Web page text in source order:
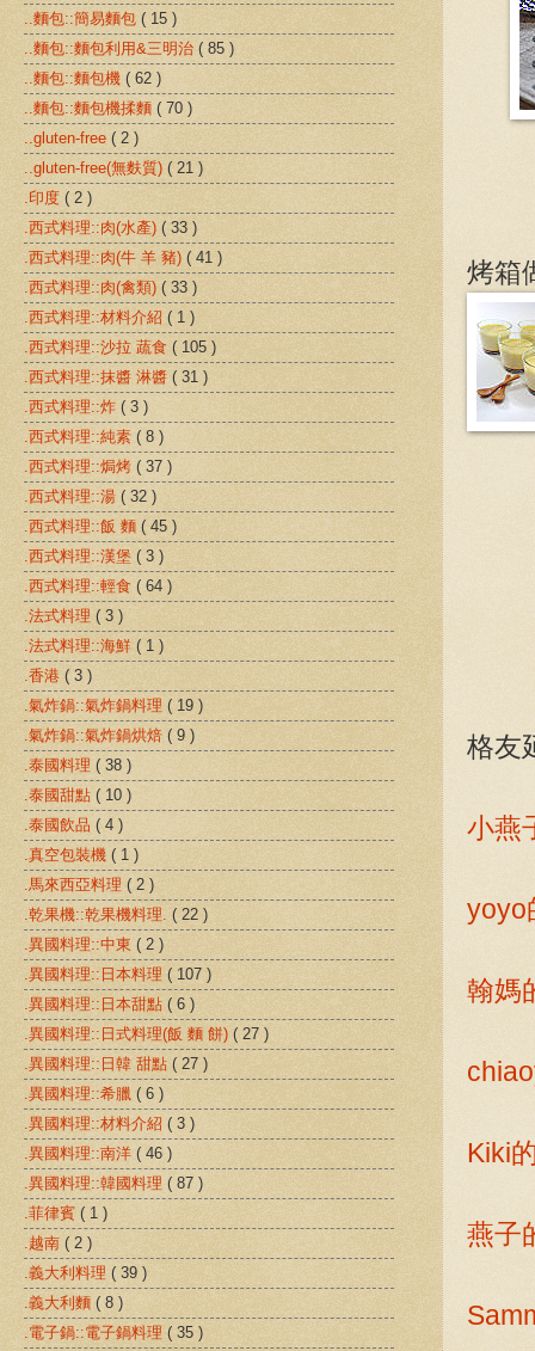
烤箱
格友
小燕
yoyo
翰媽
Kiki
燕子
..麵包::簡易麵包 ( 15 )
..麵包::麵包利用&三明治 ( 85 )
..麵包::麵包機 ( 62 )
..麵包::麵包機揉麵 ( 70 )
..gluten-free ( 2 )
..gluten-free(無麩質) ( 21 )
.印度 ( 2 )
.西式料理::肉(水產) ( 33 )
.西式料理::肉(牛 羊 豬) ( 41 )
.西式料理::肉(禽類) ( 33 )
.西式料理::材料介紹 ( 1 )
.西式料理::沙拉 蔬食 ( 105 )
.西式料理::抹醬 淋醬 ( 31 )
.西式料理::炸 ( 3 )
.西式料理::純素 ( 8 )
.西式料理::焗烤 ( 37 )
.西式料理::湯 ( 32 )
.西式料理::飯 麵 ( 45 )
.西式料理::漢堡 ( 3 )
.西式料理::輕食 ( 64 )
.法式料理 ( 3 )
.法式料理::海鮮 ( 1 )
.香港 ( 3 )
.氣炸鍋::氣炸鍋料理 ( 19 )
.氣炸鍋::氣炸鍋烘焙 ( 9 )
.泰國料理 ( 38 )
.泰國甜點 ( 10 )
.泰國飲品 ( 4 )
.真空包裝機 ( 1 )
.馬來西亞料理 ( 2 )
.乾果機::乾果機料理. ( 22 )
.異國料理::中東 ( 2 )
.異國料理::日本料理 ( 107 )
.異國料理::日本甜點 ( 6 )
.異國料理::日式料理(飯 麵 餅) ( 27 )
.異國料理::日韓 甜點 ( 27 )
.異國料理::希臘 ( 6 )
.異國料理::材料介紹 ( 3 )
.異國料理::南洋 ( 46 )
.異國料理::韓國料理 ( 87 )
.菲律賓 ( 1 )
.越南 ( 2 )
.義大利料理 ( 39 )
.義大利麵 ( 8 )
.電子鍋::電子鍋料理 ( 35 )